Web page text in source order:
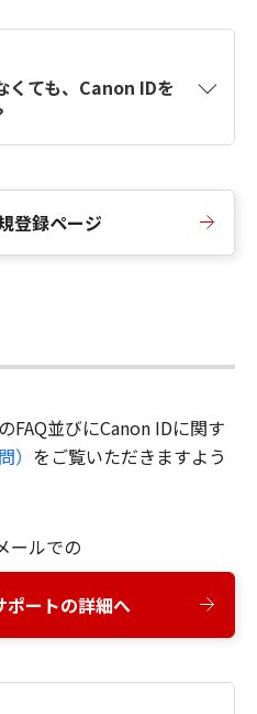
くても、Canon IDを
登録ページ
FAQ並びにCanon IDに関す
をご覧いただきますよう
ールでの
ポートの詳細へ